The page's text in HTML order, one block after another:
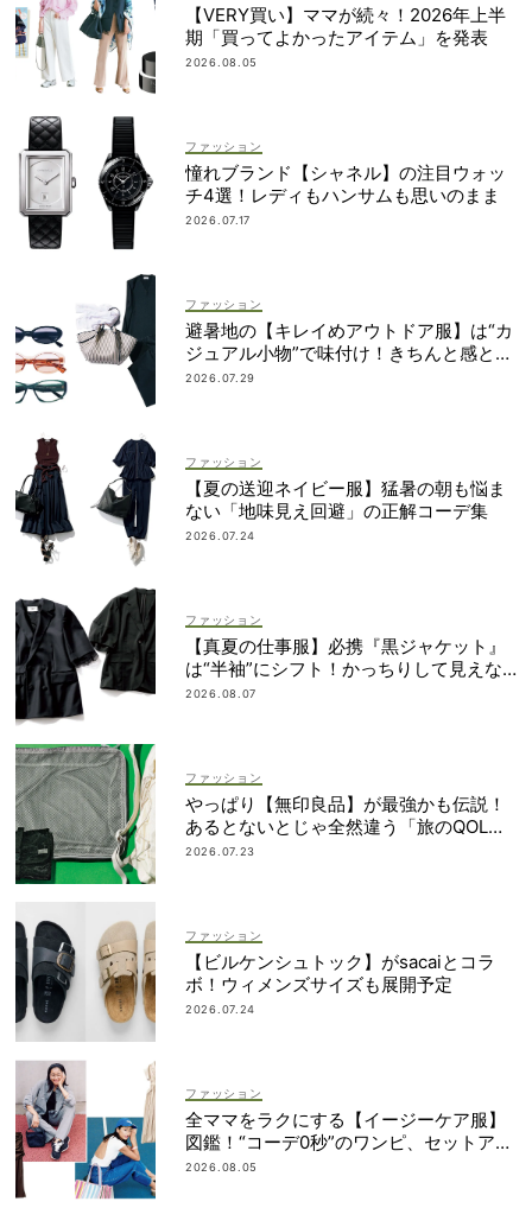
【VERY買い】ママが続々！2026年上半
期「買ってよかったアイテム」を発表
2026.08.05
ファッション
憧れブランド【シャネル】の注目ウォッ
チ4選！レディもハンサムも思いのまま
2026.07.17
ファッション
避暑地の【キレイめアウトドア服】は“カ
ジュアル小物”で味付け！きちんと感との
バランスに注目
2026.07.29
ファッション
【夏の送迎ネイビー服】猛暑の朝も悩ま
ない「地味見え回避」の正解コーデ集
2026.07.24
ファッション
【真夏の仕事服】必携『黒ジャケット』
は“半袖”にシフト！かっちりして見えな
いデザインに注目
2026.08.07
ファッション
やっぱり【無印良品】が最強かも伝説！
あるとないとじゃ全然違う「旅のQOL爆
上げアイテム」
2026.07.23
ファッション
【ビルケンシュトック】がsacaiとコラ
ボ！ウィメンズサイズも展開予定
2026.07.24
ファッション
全ママをラクにする【イージーケア服】
図鑑！“コーデ0秒”のワンピ、セットアッ
プetc.
2026.08.05